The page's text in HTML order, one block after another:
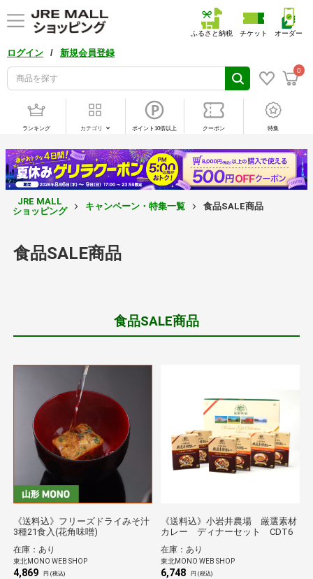
ログイン / 新規会員登録
0
ふるさと納税 チケット オーダー
ランキング カテゴリ ポイント10倍以上 クーポン 特集
JRE MALL
ショッピング
キャンペーン・特集一覧 食品SALE商品
食品SALE商品
食品SALE商品
《送料込》フリーズドライみそ汁
3種21食入(花角味噌)
在庫：あり
東北MONO WEB SHOP
4,869 円 (税込)
《送料込》小岩井農場 厳選素材
カレー ディナーセット CDT6
在庫：あり
東北MONO WEB SHOP
6,748 円 (税込)